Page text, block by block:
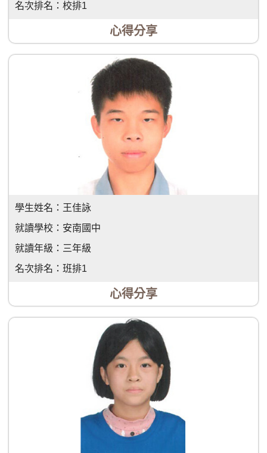
名次排名： 校排1
心得分享
學生姓名： 王佳詠
就讀學校： 安南國中
就讀年級： 三年級
名次排名： 班排1
心得分享